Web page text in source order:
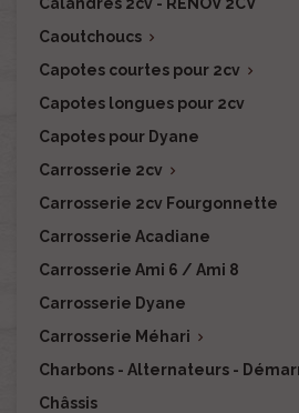
Caoutchoucs 
Capotes courtes pour 2cv 
Capotes longues pour 2cv
Capotes pour Dyane
Carrosserie 2cv 
Carrosserie 2cv Fourgonnette
Carrosserie Acadiane
Carrosserie Ami 6 / Ami 8
Carrosserie Dyane
Carrosserie Méhari 
Charbons - Alternateurs -
Châssis